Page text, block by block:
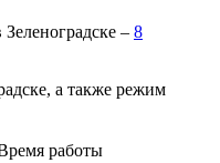
– 8
а также режим
работы